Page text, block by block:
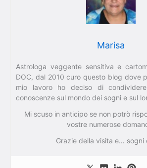
Marisa
Astrologa veggente sensitiva e
DOC, dal 2010 curo questo blog dove
mio lavoro ho deciso di
conoscenze sul mondo dei sogni e sul
Mi scuso in anticipo se non potrò
vostre numerose
Grazie della visita e… sogni